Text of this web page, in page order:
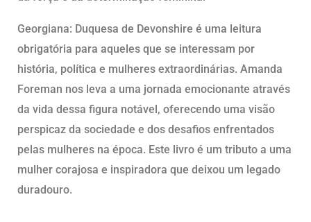
Georgiana: Duquesa de Devonshire é uma leitura
obrigatória para aqueles que se interessam por
história, política e mulheres extraordinárias. Amanda
Foreman nos leva a uma jornada emocionante através
da vida dessa figura notável, oferecendo uma visão
perspicaz da sociedade e dos desafios enfrentados
pelas mulheres na época. Este livro é um tributo a uma
mulher corajosa e inspiradora que deixou um legado
duradouro.